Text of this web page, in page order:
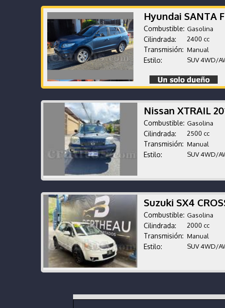
Hyundai SANTA
Combustible: Gasolina
Cilindrada: 2400 cc
Transmisión: Manual
Estilo: SUV 4WD/
Nissan XTRAIL
Combustible: Gasolina
Cilindrada: 2500 cc
Transmisión: Manual
Estilo: SUV 4WD/
Suzuki SX4
Combustible: Gasolina
Cilindrada: 2000 cc
Transmisión: Manual
Estilo: SUV 4WD/